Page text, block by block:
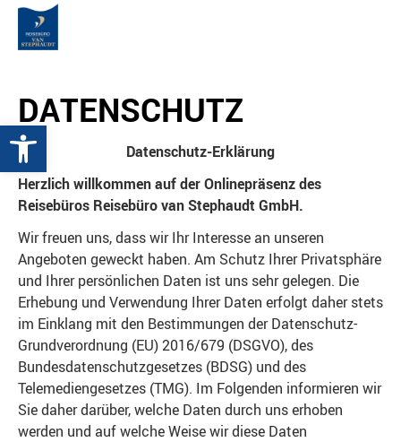
Werkzeugleiste öffnen
DATENSCHUTZ
Datenschutz-Erklärung
Herzlich willkommen auf der Onlinepräsenz des
Reisebüros Reisebüro van Stephaudt GmbH.
Wir freuen uns, dass wir Ihr Interesse an unseren
Angeboten geweckt haben. Am Schutz Ihrer Privatsphäre
und Ihrer persönlichen Daten ist uns sehr gelegen. Die
Erhebung und Verwendung Ihrer Daten erfolgt daher stets
im Einklang mit den Bestimmungen der Datenschutz-
Grundverordnung (EU) 2016/679 (DSGVO), des
Bundesdatenschutzgesetzes (BDSG) und des
Telemediengesetzes (TMG). Im Folgenden informieren wir
Sie daher darüber, welche Daten durch uns erhoben
werden und auf welche Weise wir diese Daten